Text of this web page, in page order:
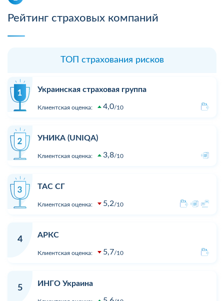
Рейтинг страховых компаний
ТОП страхования рисков
Украинская страховая группа
Клиентская оценка: 4,0 10
УНИКА (UNIQA)
Клиентская оценка: 3,8 10
ТАС СГ
Клиентская оценка: 5,2 10
4
АРКС
Клиентская оценка: 5,7 10
5
ИНГО Украина